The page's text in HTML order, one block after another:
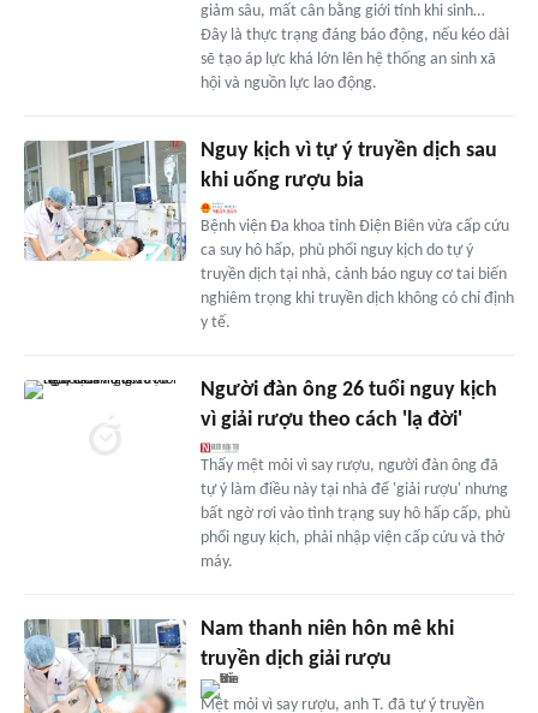
giảm sâu, mất cân bằng giới tính khi sinh…
Đây là thực trạng đáng báo động, nếu kéo dài
sẽ tạo áp lực khá lớn lên hệ thống an sinh xã
hội và nguồn lực lao động.
Nguy kịch vì tự ý truyền dịch sau
khi uống rượu bia
Bệnh viện Đa khoa tỉnh Điện Biên vừa cấp cứu
ca suy hô hấp, phù phổi nguy kịch do tự ý
truyền dịch tại nhà, cảnh báo nguy cơ tai biến
nghiêm trọng khi truyền dịch không có chỉ định
y tế.
Người đàn ông 26 tuổi nguy kịch
vì giải rượu theo cách 'lạ đời'
Thấy mệt mỏi vì say rượu, người đàn ông đã
tự ý làm điều này tại nhà để 'giải rượu' nhưng
bất ngờ rơi vào tình trạng suy hô hấp cấp, phù
phổi nguy kịch, phải nhập viện cấp cứu và thở
máy.
Nam thanh niên hôn mê khi
truyền dịch giải rượu
Mệt mỏi vì say rượu, anh T. đã tự ý truyền